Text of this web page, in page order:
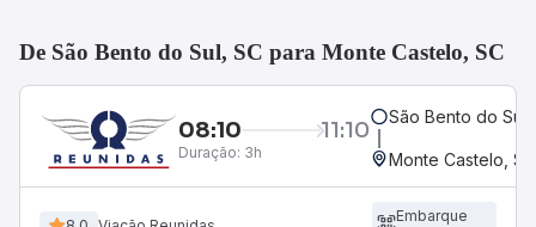
De São Bento do Sul, SC para Monte Castelo, SC
08:10 11:10
Duração: 3h
São Bento do Sul,
Monte Castelo, SC
Embarque